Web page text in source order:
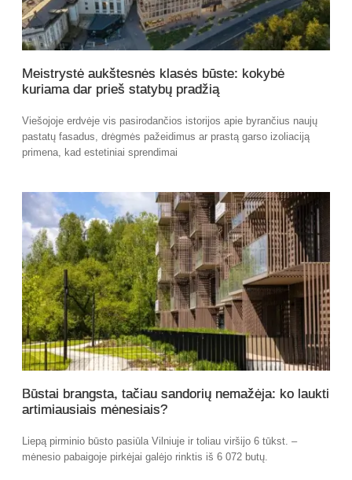
Meistrystė aukštesnės klasės būste: kokybė
kuriama dar prieš statybų pradžią
Viešojoje erdvėje vis pasirodančios istorijos apie byrančius naujų
pastatų fasadus, drėgmės pažeidimus ar prastą garso izoliaciją
primena, kad estetiniai sprendimai
Būstai brangsta, tačiau sandorių nemažėja: ko laukti
artimiausiais mėnesiais?
Liepą pirminio būsto pasiūla Vilniuje ir toliau viršijo 6 tūkst. –
mėnesio pabaigoje pirkėjai galėjo rinktis iš 6 072 butų.